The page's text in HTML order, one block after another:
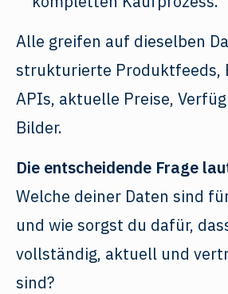
Alle greifen auf dieselben
strukturierte Produktfeeds,
APIs, aktuelle Preise,
Bilder.
Die entscheidende Frage
Welche deiner Daten sind
und wie sorgst du dafür,
vollständig, aktuell und
sind?